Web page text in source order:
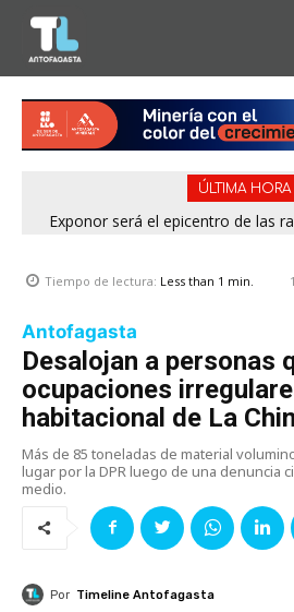
ÚLTIMA HORA
Exponor será el epicentro de las
Tiempo de lectura: Less than 1 min.
Antofagasta
Desalojan a personas
ocupaciones
habitacional de La
Más de 85 toneladas de material
lugar por la DPR luego de una denuncia
medio.
Por Timeline Antofagasta